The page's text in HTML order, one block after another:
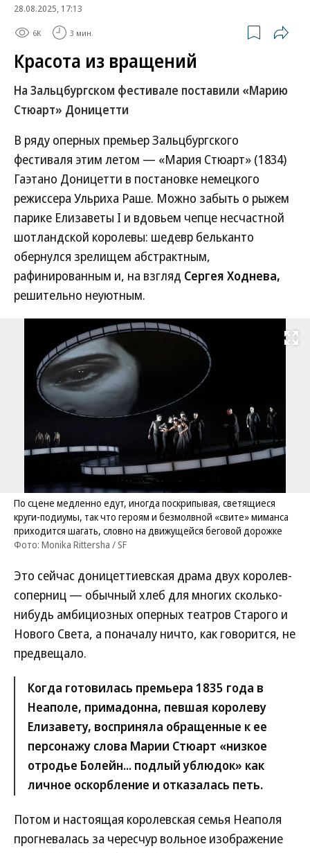
28.08.2025, 17:13
6K 3 мин.
Красота из вращений
На Зальцбургском фестивале поставили «Марию
Стюарт» Доницетти
В ряду оперных премьер Зальцбургского
фестиваля этим летом — «Мария Стюарт» (1834)
Гаэтано Доницетти в постановке немецкого
режиссера Ульриха Раше. Можно забыть о рыжем
парике Елизаветы I и вдовьем чепце несчастной
шотландской королевы: шедевр бельканто
обернулся зрелищем абстрактным,
рафинированным и, на взгляд Сергея Ходнева,
решительно неуютным.
Развернуть
По сцене медленно едут, иногда поскрипывая, светящиеся
круги-подиумы, так что героям и безмолвной «свите» миманса
приходится шагать, словно на движущейся беговой дорожке
Фото: Monika Rittersha / SF
Это сейчас доницеттиевская драма двух королев-
соперниц — обычный хлеб для многих сколько-
нибудь амбициозных оперных театров Старого и
Нового Света, а поначалу ничто, как говорится, не
предвещало.
Когда готовилась премьера 1835 года в
Неаполе, примадонна, певшая королеву
Елизавету, восприняла обращенные к ее
персонажу слова Марии Стюарт «низкое
отродье Болейн... подлый ублюдок» как
личное оскорбление и отказалась петь.
Потом и настоящая королевская семья Неаполя
прогневалась за чересчур вольное изображение